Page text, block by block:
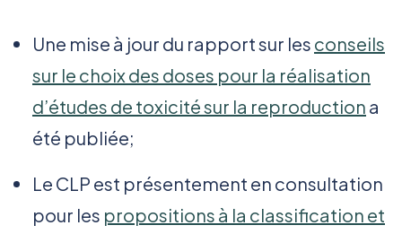
Une mise à jour du rapport sur les conseils
sur le choix des doses pour la réalisation
d’études de toxicité sur la reproduction a
été publiée;
Le CLP est présentement en consultation
pour les propositions à la classification et